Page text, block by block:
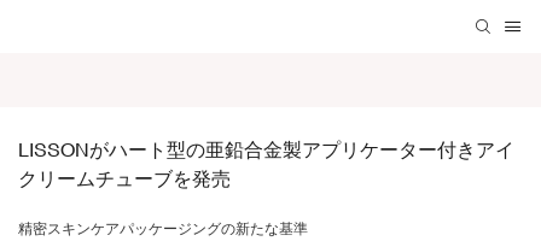
LISSONがハート型の亜鉛合金製アプリケーター付きアイ
クリームチューブを発売
精密スキンケアパッケージングの新たな基準